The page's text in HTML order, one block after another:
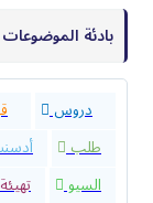
بادئة الموضوعات
دروس
طلب
السيو تهيئة